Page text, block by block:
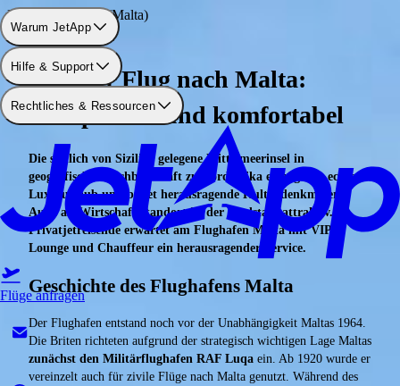
Warum JetApp
Hilfe & Support
Rechtliches & Ressourcen
Flüge anfragen
Flughafen: Malta (Malta)
Privater Flug nach Malta:
Zeitsparend und komfortabel
Die südlich von Sizilien gelegene Mittelmeerinsel in
geografischer Nachbarschaft zu Nordafrika ermöglicht echten
Luxusurlaub und bietet herausragende Kulturdenkmäler.
Auch als Wirtschaftsstandort ist der Inselstaat attraktiv.
Privatjetreisende erwartet am Flughafen Malta mit VIP-
Lounge und Chauffeur ein herausragender Service.
Geschichte des Flughafens Malta
Der Flughafen entstand noch vor der Unabhängigkeit Maltas 1964.
Die Briten richteten aufgrund der strategisch wichtigen Lage Maltas
zunächst den Militärflughafen RAF Luqa ein. Ab 1920 wurde er
vereinzelt auch für zivile Flüge nach Malta genutzt. Während des